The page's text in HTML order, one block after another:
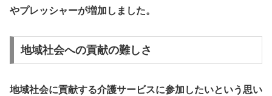
やプレッシャーが増加しました。
地域社会への貢献の難しさ
地域社会に貢献する介護サービスに参加したいという思い